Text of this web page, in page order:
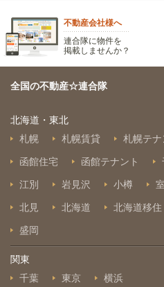
不動産会社様へ
連合隊に物件を
掲載しませんか？
全国の不動産☆連合隊
北海道・東北
札幌
札幌賃貸 札幌テナ
函館住宅 函館テナント
江別 岩見沢 小樽
北見 北海道 北海道移住
盛岡
関東
千葉
東京 横浜